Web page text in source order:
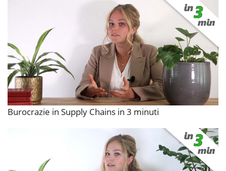
Burocrazie in Supply Chains in 3 minuti